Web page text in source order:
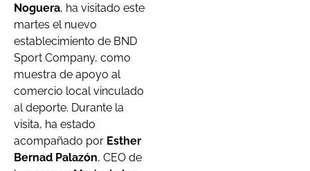
Noguera, ha visitado este
martes el nuevo
establecimiento de BND
Sport Company, como
muestra de apoyo al
comercio local vinculado
al deporte. Durante la
visita, ha estado
acompañado por Esther
Bernad Palazón, CEO de